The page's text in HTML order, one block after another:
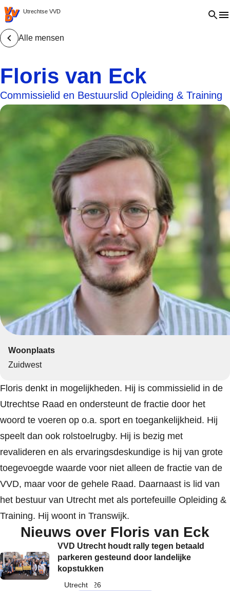
VVD.nl - Ga naar de homepage
Utrechtse VVD Open
Alle mensen
Floris van Eck
Commissielid en Bestuurslid Opleiding & Training
Woonplaats
Zuidwest
Floris denkt in mogelijkheden. Hij is commissielid in de
Utrechtse Raad en ondersteunt de fractie door het
woord te voeren op o.a. sport en toegankelijkheid. Hij
speelt dan ook rolstoelrugby. Hij is bezig met
revalideren en als ervaringsdeskundige is hij van grote
toegevoegde waarde voor niet alleen de fractie van de
VVD, maar voor de gehele Raad. Daarnaast is lid van
het bestuur van Utrecht met als portefeuille Opleiding &
Training. Hij woont in Transwijk.
Nieuws over Floris van Eck
VVD Utrecht houdt rally tegen betaald
parkeren gesteund door landelijke
kopstukken
9 maart 2026
Utrecht